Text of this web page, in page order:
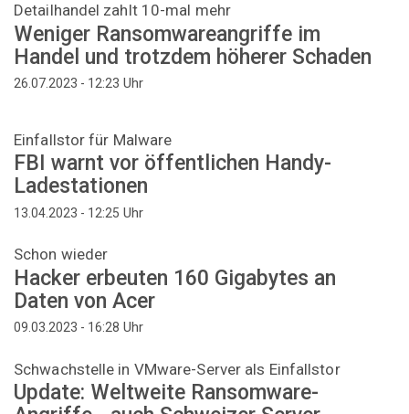
Detailhandel zahlt 10-mal mehr
Weniger Ransomwareangriffe im
Handel und trotzdem höherer Schaden
26.07.2023 - 12:23 Uhr
Einfallstor für Malware
FBI warnt vor öffentlichen Handy-
Ladestationen
13.04.2023 - 12:25 Uhr
Schon wieder
Hacker erbeuten 160 Gigabytes an
Daten von Acer
09.03.2023 - 16:28 Uhr
Schwachstelle in VMware-Server als Einfallstor
Update: Weltweite Ransomware-